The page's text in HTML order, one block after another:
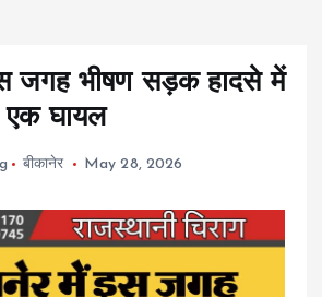
जगह भीषण सड़क हादसे में
एक घायल
बीकानेर May 28, 2026